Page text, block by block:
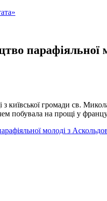
київської громади св.
побувала на прощі у
молоді з